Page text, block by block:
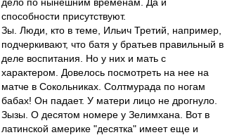
способности присутствуют.
Зы. Люди, кто в теме, Ильич Третий, например,
подчеркивают, что батя у братьев правильный в
деле воспитания. Но у них и мать с
характером. Довелось посмотреть на нее на
матче в Сокольниках. Солтмурада по ногам
бабах! Он падает. У матери лицо не дрогнуло.
Зызы. О десятом номере у Зелимхана. Вот в
латинской америке "десятка" имеет еще и